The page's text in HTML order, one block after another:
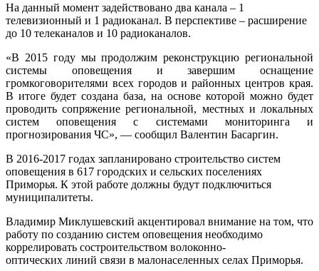
На данный момент задействовано два канала – 1
телевизионный и 1 радиоканал. В перспективе – расширение
до 10 телеканалов и 10 радиоканалов.
«В 2015 году мы продолжим реконструкцию региональной
системы оповещения и завершим оснащение
громкоговорителями всех городов и районных центров края.
В итоге будет создана база, на основе которой можно будет
проводить сопряжение региональной, местных и локальных
систем оповещения с системами мониторинга и
прогнозирования ЧС», — сообщил Валентин Басаргин.
В 2016-2017 годах запланировано строительство систем
оповещения в 617 городских и сельских поселениях
Приморья. К этой работе должны будут подключиться
муниципалитеты.
Владимир Миклушевский акцентировал внимание на том, что
работу по созданию систем оповещения необходимо
коррелировать состроительством волоконно-
оптических линий связи в малонаселенных селах Приморья.